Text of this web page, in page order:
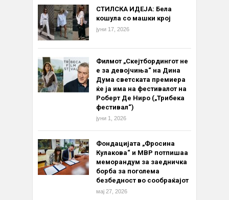
СТИЛСКА ИДЕЈА: Бела
кошула со машки крој
јуни 17, 2026
Филмот „Скејтбордингот не
е за девојчиња“ на Дина
Дума светската премиера
ќе ја има на фестивалот на
Роберт Де Ниро („Трибека
фестивал“)
јуни 1, 2026
Фондацијата „Фросина
Кулакова“ и МВР потпишаа
меморандум за заедничка
борба за поголема
безбедност во сообраќајот
мај 27, 2026